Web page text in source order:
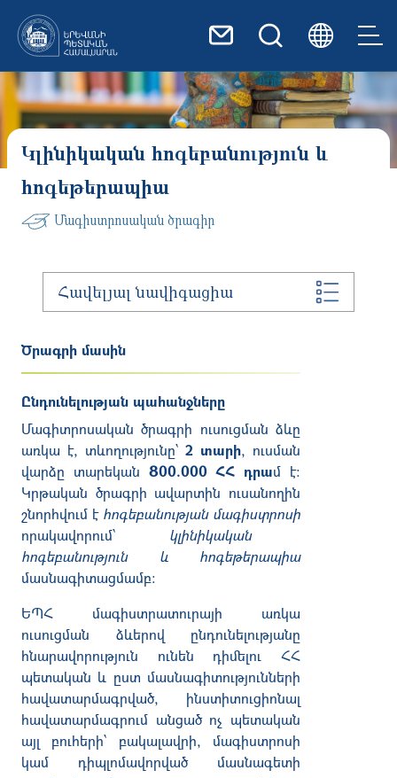
Կլինիկական հոգեբանություն և
հոգեթերապիա
Մագիստրոսական ծրագիր
Հավելյալ նավիգացիա
Ծրագրի մասին
Ընդունելության պահանջները
Մագիտրոսական ծրագրի ուսուցման ձևը
առկա է, տևողությունը՝2 տարի, ուսման
վարձը տարեկան 800.000 ՀՀ դրամ է։
Կրթական ծրագրի ավարտին ուսանողին
շնորհվում է հոգեբանության մագիստրոսի
որակավորում՝ կլինիկական
հոգեբանություն և հոգեթերապիա
մասնագիտացմամբ։
ԵՊՀ մագիստրատուրայի առկա
ուսուցման ձևերով ընդունելությանը
հնարավորություն ունեն դիմելու ՀՀ
պետական և ըստ մասնագիտությունների
հավատարմագրված, ինստիտուցիոնալ
հավատարմագրում անցած ոչ պետական
այլ բուհերի՝ բակալավրի, մագիստրոսի
կամ դիպլոմավորված մասնագետի